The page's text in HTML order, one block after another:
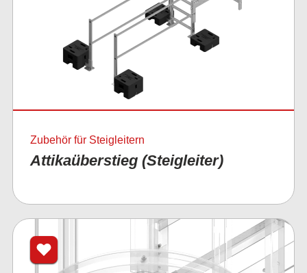
Zubehör für Steigleitern
Attikaüberstieg (Steigleiter)